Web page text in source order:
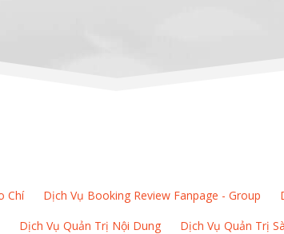
Chí Dịch Vụ Booking Review Fanpage - Group
Dịch Vụ Quản Trị Nội Dung Dịch Vụ Quản Trị